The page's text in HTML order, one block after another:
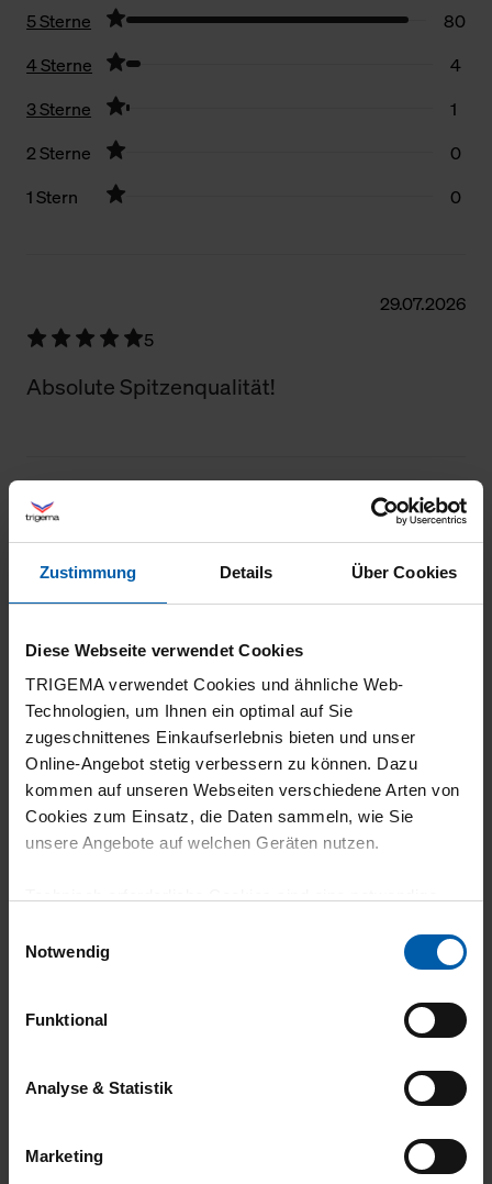
Zustimmung Details Über Cookies
Diese Webseite verwendet Cookies
TRIGEMA verwendet Cookies und ähnliche Web-
Technologien, um Ihnen ein optimal auf Sie
zugeschnittenes Einkaufserlebnis bieten und unser
Online-Angebot stetig verbessern zu können. Dazu
kommen auf unseren Webseiten verschiedene Arten von
Cookies zum Einsatz, die Daten sammeln, wie Sie
unsere Angebote auf welchen Geräten nutzen.
grundlegende Funktionen wie etwa zur Auswahl und
gewährleisten.
Für die Darstellung personalisierter Angebote, Anzeigen
und Inhalte aufgrund Ihres Nutzerverhaltens und Ihres
Zwecke zur Analyse und Optimierung unserer
Notwendig
Funktional
Analyse & Statistik
Marketing
5 Sterne
80
4 Sterne
4
3 Sterne
1
2 Sterne
0
1 Stern
0
29.07.2026
5
Absolute Spitzenqualität!
29.07.2026
5
Super Qualität
5
Ware ist einfach Top, die Qualität ist einfach
genial, der Preis hat seine Berechtigung
20.07.2026
Tolles Shirt, tolle Qualität!
13.07.2026